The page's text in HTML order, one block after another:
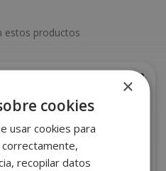
estos productos
×
cookies
usar cookies para
correctamente,
recopilar datos